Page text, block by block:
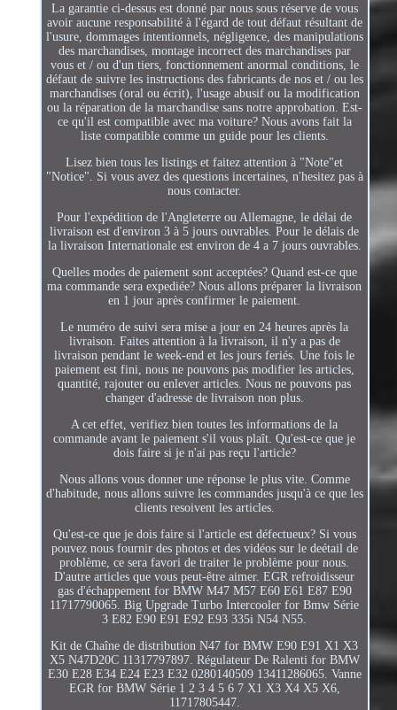
La garantie ci-dessus est donné par nous sous réserve de vous
avoir aucune responsabilité à l'égard de tout défaut résultant de
l'usure, dommages intentionnels, négligence, des manipulations
des marchandises, montage incorrect des marchandises par
vous et / ou d'un tiers, fonctionnement anormal conditions, le
défaut de suivre les instructions des fabricants de nos et / ou les
marchandises (oral ou écrit), l'usage abusif ou la modification
ou la réparation de la marchandise sans notre approbation. Est-
ce qu'il est compatible avec ma voiture? Nous avons fait la
liste compatible comme un guide pour les clients.
Lisez bien tous les listings et faitez attention à "Note"et
"Notice". Si vous avez des questions incertaines, n'hesitez pas à
nous contacter.
Pour l'expédition de l'Angleterre ou Allemagne, le délai de
livraison est d'environ 3 à 5 jours ouvrables. Pour le délais de
la livraison Internationale est environ de 4 a 7 jours ouvrables.
Quelles modes de paiement sont acceptées? Quand est-ce que
ma commande sera expediée? Nous allons préparer la livraison
en 1 jour après confirmer le paiement.
Le numéro de suivi sera mise a jour en 24 heures après la
livraison. Faites attention à la livraison, il n'y a pas de
livraison pendant le week-end et les jours feriés. Une fois le
paiement est fini, nous ne pouvons pas modifier les articles,
quantité, rajouter ou enlever articles. Nous ne pouvons pas
changer d'adresse de livraison non plus.
A cet effet, verifiez bien toutes les informations de la
commande avant le paiement s'il vous plaît. Qu'est-ce que je
dois faire si je n'ai pas reçu l'article?
Nous allons vous donner une réponse le plus vite. Comme
d'habitude, nous allons suivre les commandes jusqu'à ce que les
clients resoivent les articles.
Qu'est-ce que je dois faire si l'article est défectueux? Si vous
pouvez nous fournir des photos et des vidéos sur le deétail de
problème, ce sera favori de traiter le problème pour nous.
D'autre articles que vous peut-être aimer. EGR refroidisseur
gas d'échappement for BMW M47 M57 E60 E61 E87 E90
11717790065. Big Upgrade Turbo Intercooler for Bmw Série
3 E82 E90 E91 E92 E93 335i N54 N55.
Kit de Chaîne de distribution N47 for BMW E90 E91 X1 X3
X5 N47D20C 11317797897. Régulateur De Ralenti for BMW
E30 E28 E34 E24 E23 E32 0280140509 13411286065. Vanne
EGR for BMW Série 1 2 3 4 5 6 7 X1 X3 X4 X5 X6,
11717805447.